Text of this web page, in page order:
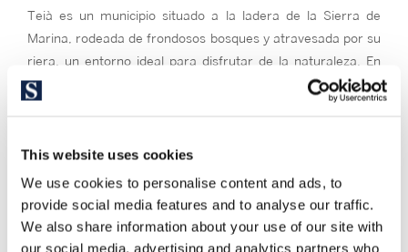
This website uses cookies
We use cookies to personalise content and ads, to
provide social media features and to analyse our traffic.
We also share information about your use of our site with
our social media, advertising and analytics partners who
Teià es un municipio situado a la ladera de la Sierra de
Marina, rodeada de frondosos bosques y atravesada por su
riera, un entorno ideal para disfrutar de la naturaleza. En
tiempos romanos fue un importante centro de producción
vinícola que en la actualidad se produce con la denominación
vino hace una combinación excelente con la gastronomía
autóctona en especial con su plato estrella: guiso de
manzanas rellenas de carne.
En los últimos años Teià ha aumentado su oferta de